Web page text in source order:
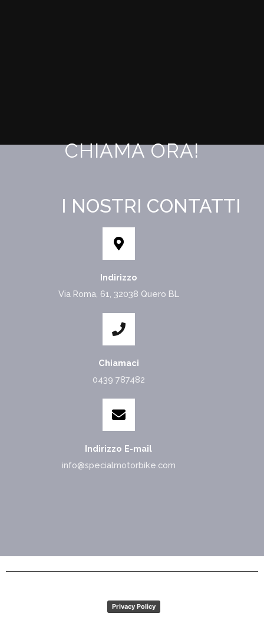
CHIAMA ORA!
I NOSTRI CONTATTI
Indirizzo
Via Roma, 61, 32038 Quero BL
Chiamaci
0439 787482
Indirizzo E-mail
info@specialmotorbike.com
Privacy Policy